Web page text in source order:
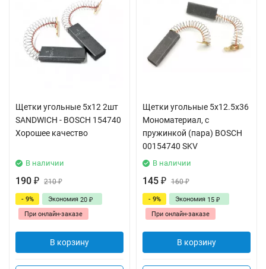
Щетки угольные 5x12 2шт
SANDWICH - BOSCH 154740
Хорошее качество
В наличии
190 ₽ 210₽
- 9% Экономия 20 ₽
При онлайн-заказе
В корзину
Щетки угольные 5x12.5x36
Мономатериал, с
пружинкой (пара) BOSCH
00154740 SKV
В наличии
145 ₽ 160₽
- 9% Экономия 15 ₽
При онлайн-заказе
В корзину